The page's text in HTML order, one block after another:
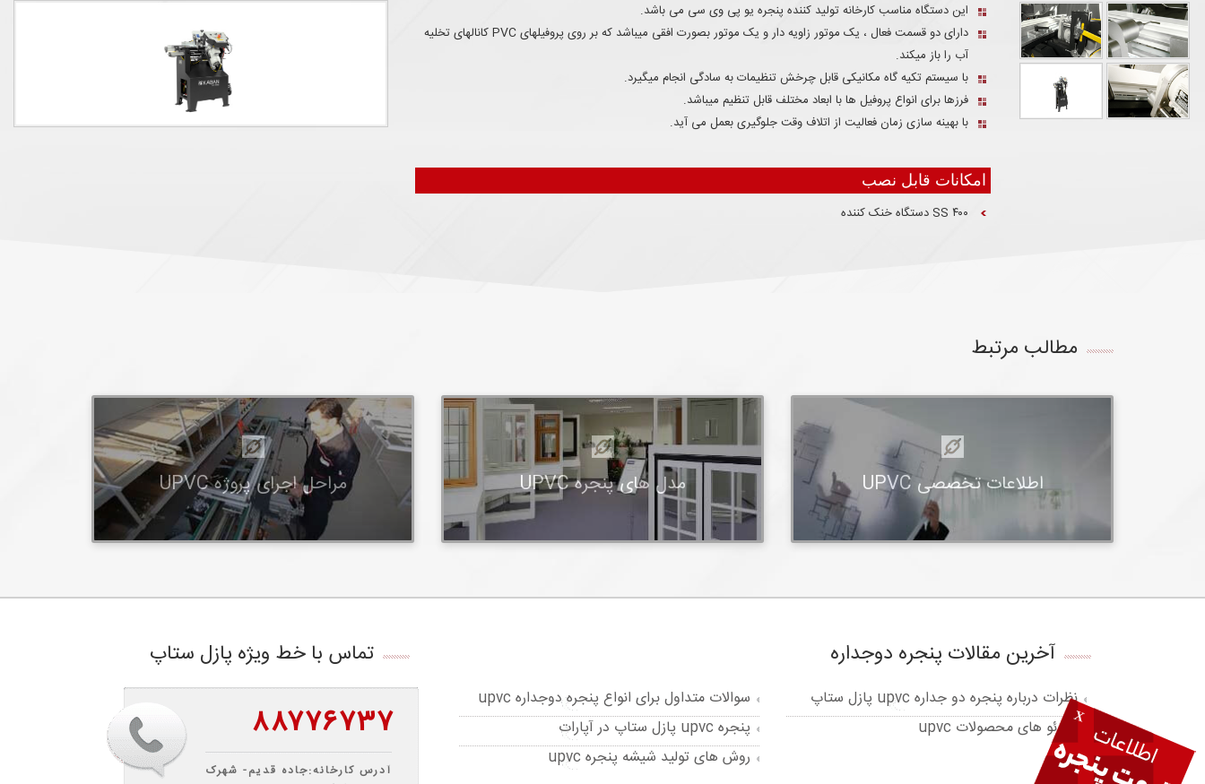
این دستگاه مناسب کارخانه تولید کننده پنجره یو پی وی سی می باشد.
دارای دو قسمت فعال ، یک موتور زاویه دار و یک موتور بصورت افقی میباشد که بر روی پروفیلهای PVC کانالهای تخلیه
آب را باز میکند.
با سیستم تکیه گاه مکانیکی قابل چرخش تنظیمات به سادگی انجام میگیرد.
فرزها برای انواع پروفیل ها با ابعاد مختلف قابل تنظیم میباشد.
با بهینه سازی زمان فعالیت از اتلاف وقت جلوگیری بعمل می آید.
امکانات قابل نصب
۴۰۰ SS دستگاه خنک کننده
مطالب مرتبط
اطلاعات تخصصی UPVC مدل های پنجره UPVC مراحل اجرای پروژه UPVC
آخرین مقالات پنجره دوجداره
نظرات درباره پنجره دو جداره upvc پازل ستاپ
ویدئو های محصولات upvc
سوالات متداول برای انواع پنجره دوجداره upvc
پنجره upvc پازل ستاپ در آپارات
روش های تولید شیشه پنجره upvc
تماس با خط ویژه پازل ستاپ
۸۸۷۷۶۷۳۷
آدرس کارخانه:جاده قدیم- شهرک
X